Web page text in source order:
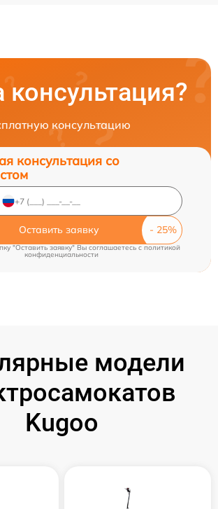
консультацию
консультация со
Оставить заявку
"Оставить заявку" Вы соглашаетесь cполитикой
конфиденциальности
модели
Kugoo